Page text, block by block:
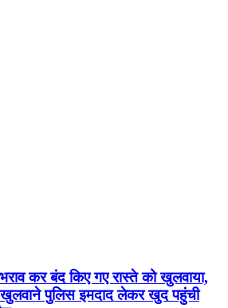
कर बंद किए गए रास्ते को खुलवाया,
खुलवाने पुलिस इमदाद लेकर खुद पहुंची